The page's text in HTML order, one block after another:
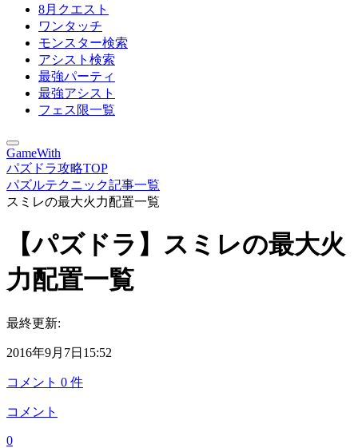
8月クエスト
ワンタッチ
モンスター検索
アシスト検索
最強パーティ
最強アシスト
フェス限一覧
GameWith
パズドラ攻略TOP
パズルテクニック記事一覧
スミレの最大火力配置一覧
【パズドラ】スミレの最大火
力配置一覧
最終更新:
2016年9月7日15:52
コメント 0 件
コメント
0